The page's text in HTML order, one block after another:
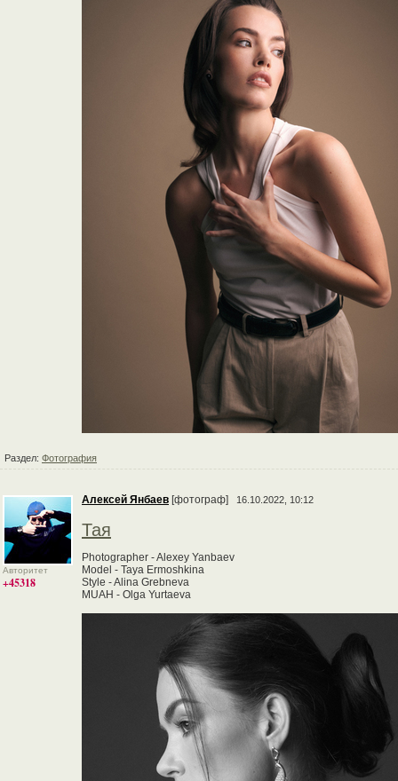
Раздел: Фотография
Авторитет
+45318
Алексей Янбаев [фотограф] 16.10.2022, 10:12
Тая
Photographer - Alexey Yanbaev
Model - Taya Ermoshkina
Style - Alina Grebneva
MUAH - Olga Yurtaeva